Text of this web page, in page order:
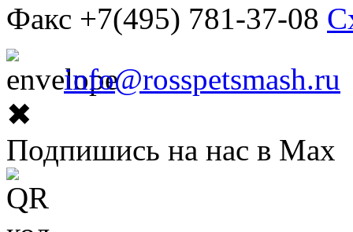
Факс +7(495) 781-37-08
info@rosspetsmash.ru
✖
Подпишись на нас в Max